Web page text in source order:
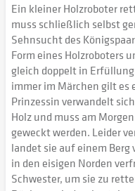
Ein kleiner Holzroboter
muss schließlich selbst
Sehnsucht des
Form eines Holzroboters
gleich doppelt in
immer im Märchen gilt es
Prinzessin verwandelt
Holz und muss am
geweckt werden. Leider
landet sie auf einem
in den eisigen Norden
Schwester, um sie zu